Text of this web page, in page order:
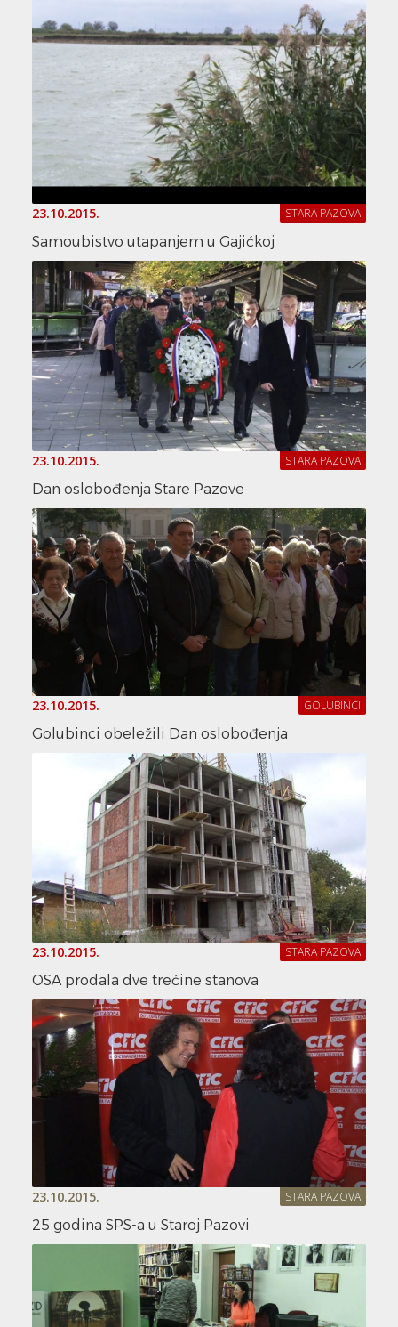
23.10.2015. STARA PAZOVA
Samoubistvo utapanjem u Gajićkoj
23.10.2015. STARA PAZOVA
Dan oslobođenja Stare Pazove
23.10.2015. GOLUBINCI
Golubinci obeležili Dan oslobođenja
23.10.2015. STARA PAZOVA
OSA prodala dve trećine stanova
23.10.2015. STARA PAZOVA
25 godina SPS-a u Staroj Pazovi